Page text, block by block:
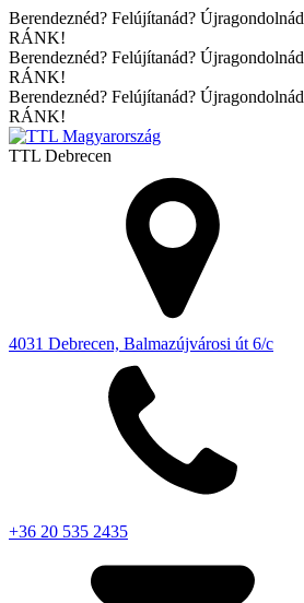
Berendeznéd? Felújítanád?
RÁNK!
Berendeznéd? Felújítanád?
RÁNK!
Berendeznéd? Felújítanád?
RÁNK!
TTL Debrecen
4031 Debrecen, Balmazújvárosi út 6/c
+36 20 535 2435